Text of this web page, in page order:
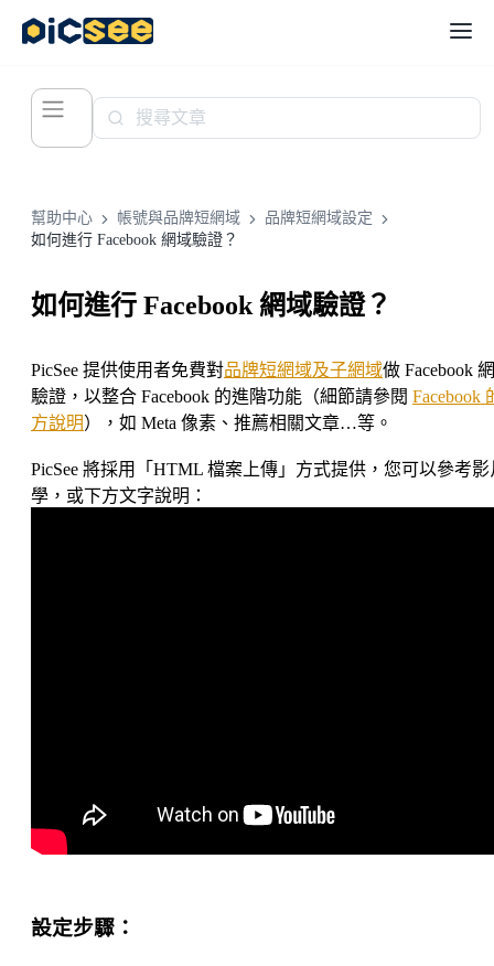
幫助中心 帳號與品牌短網域
品牌短網域設定
如何進行 Facebook 網域驗證？
如何進行 Facebook 網域驗證？
PicSee 提供使用者免費對品牌短網域及子網域做 Facebook
驗證，以整合 Facebook 的進階功能（細節請參閱 Facebook
方說明），如 Meta 像素、推薦相關文章…等。
PicSee 將採用「HTML 檔案上傳」方式提供，您可以參考影
學，或下方文字說明：
設定步驟：